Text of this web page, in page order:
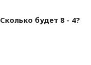
Сколько будет 8 - 4?